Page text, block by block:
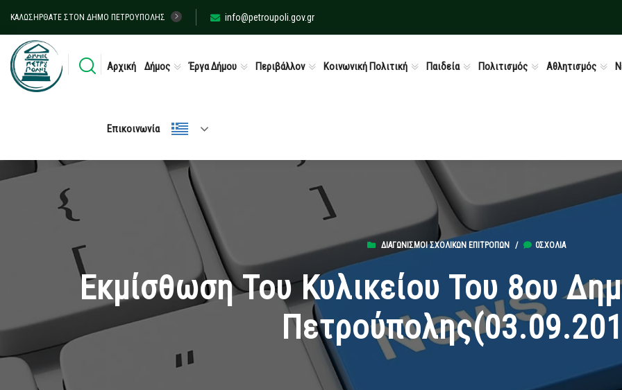
ΚΑΛΩΣΉΡΘΑΤΕ ΣΤΟΝ ΔΉΜΟ ΠΕΤΡΟΎΠΟΛΗΣ info@petroupoli.gov.gr
Αρχική Δήμος Έργα Δήμου Περιβάλλον Κοινωνική Πολιτική Παιδεία Πολιτισμός Αθλητισμός
Επικοινωνία
ΔΙΑΓΩΝΙΣΜΟΊ ΣΧΟΛΙΚΏΝ ΕΠΙΤΡΟΠΏΝ / 0ΣΧΌΛΙΑ
Εκμίσθωση Του Κυλικείου Του 8ου